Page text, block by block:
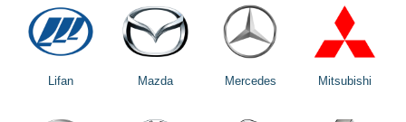
Lifan Mazda Mercedes Mitsubishi